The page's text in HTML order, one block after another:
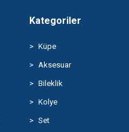
Kategoriler
Küpe
Aksesuar
Bileklik
Kolye
Set